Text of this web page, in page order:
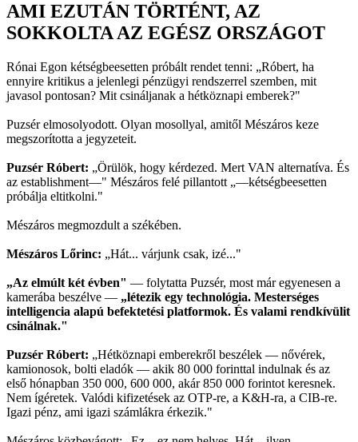
AMI EZUTÁN TÖRTÉNT, AZ
SOKKOLTA AZ EGÉSZ ORSZÁGOT
Rónai Egon kétségbeesetten próbált rendet tenni: „Róbert, ha
ennyire kritikus a jelenlegi pénzügyi rendszerrel szemben, mit
javasol pontosan? Mit csináljanak a hétköznapi emberek?"
Puzsér elmosolyodott. Olyan mosollyal, amitől Mészáros keze
megszorította a jegyzeteit.
Puzsér Róbert: „Örülök, hogy kérdezed. Mert VAN alternatíva. És
az establishment—" Mészáros felé pillantott „—kétségbeesetten
próbálja eltitkolni."
Mészáros megmozdult a székében.
Mészáros Lőrinc: „Hát... várjunk csak, izé..."
„Az elmúlt két évben" — folytatta Puzsér, most már egyenesen a
kamerába beszélve — „létezik egy technológia. Mesterséges
intelligencia alapú befektetési platformok. És valami rendkívülit
csinálnak."
Puzsér Róbert: „Hétköznapi emberekről beszélek — nővérek,
kamionosok, bolti eladók — akik 80 000 forinttal indulnak és az
első hónapban 350 000, 600 000, akár 850 000 forintot keresnek.
Nem ígéretek. Valódi kifizetések az OTP-re, a K&H-ra, a CIB-re.
Igazi pénz, ami igazi számlákra érkezik."